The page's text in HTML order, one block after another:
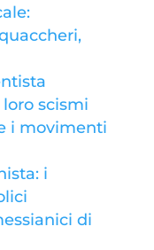
scismi
i movimenti
i
di